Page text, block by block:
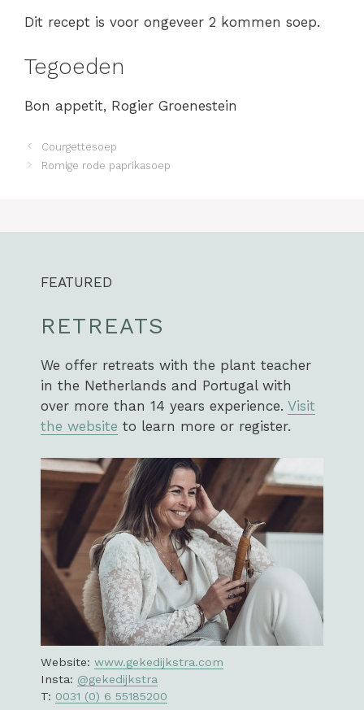
Dit recept is voor ongeveer 2 kommen soep.
Tegoeden
Bon appetit, Rogier Groenestein
Courgettesoep
Romige rode paprikasoep
FEATURED
RETREATS
We offer retreats with the plant teacher
in the Netherlands and Portugal with
over more than 14 years experience. Visit
the website to learn more or register.
Website: www.gekedijkstra.com
Insta: @gekedijkstra
T: 0031 (0) 6 55185200